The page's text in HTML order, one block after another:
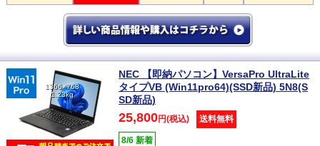
1366×768
1.23kg
NEC 【即納パソコン】VersaPro UltraLite
タイプVB (Win11pro64)(SSD新品) 5N8(S
SD新品)
25,800円(税込) 送料無料
8/6 新着